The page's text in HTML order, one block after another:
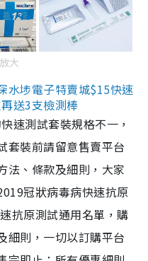
大
水埗電子特賣城$15快速
送3支檢測棒
速測試套裝規格不一，
套裝前請留意售賣平台
法、條款及細則，大家
冠狀病毒病快速抗原
抗原測試通用名單，購
細則，一切以訂購平台